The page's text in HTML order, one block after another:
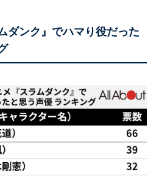
ダンク』でハマり役だった